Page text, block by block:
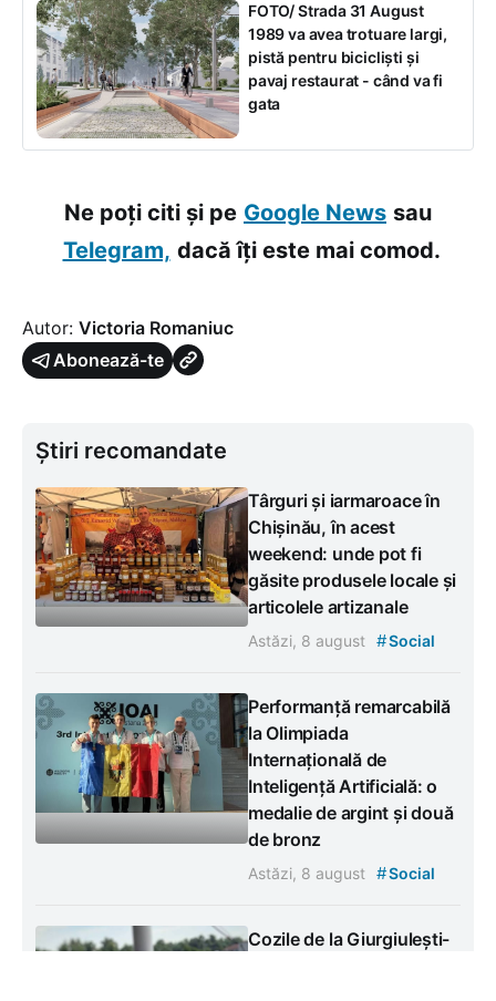
FOTO/ Strada 31 August
1989 va avea trotuare largi,
pistă pentru bicicliști și
pavaj restaurat - când va fi
gata
Ne poți citi și pe Google News sau
Telegram, dacă îți este mai comod.
Autor: Victoria Romaniuc
Abonează-te
Știri recomandate
Târguri și iarmaroace în
Chișinău, în acest
weekend: unde pot fi
găsite produsele locale și
articolele artizanale
Astăzi, 8 august #Social
Performanță remarcabilă
la Olimpiada
Internațională de
Inteligență Artificială: o
medalie de argint și două
de bronz
Astăzi, 8 august #Social
Cozile de la Giurgiulești-